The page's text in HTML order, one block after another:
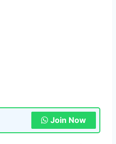
Join Now